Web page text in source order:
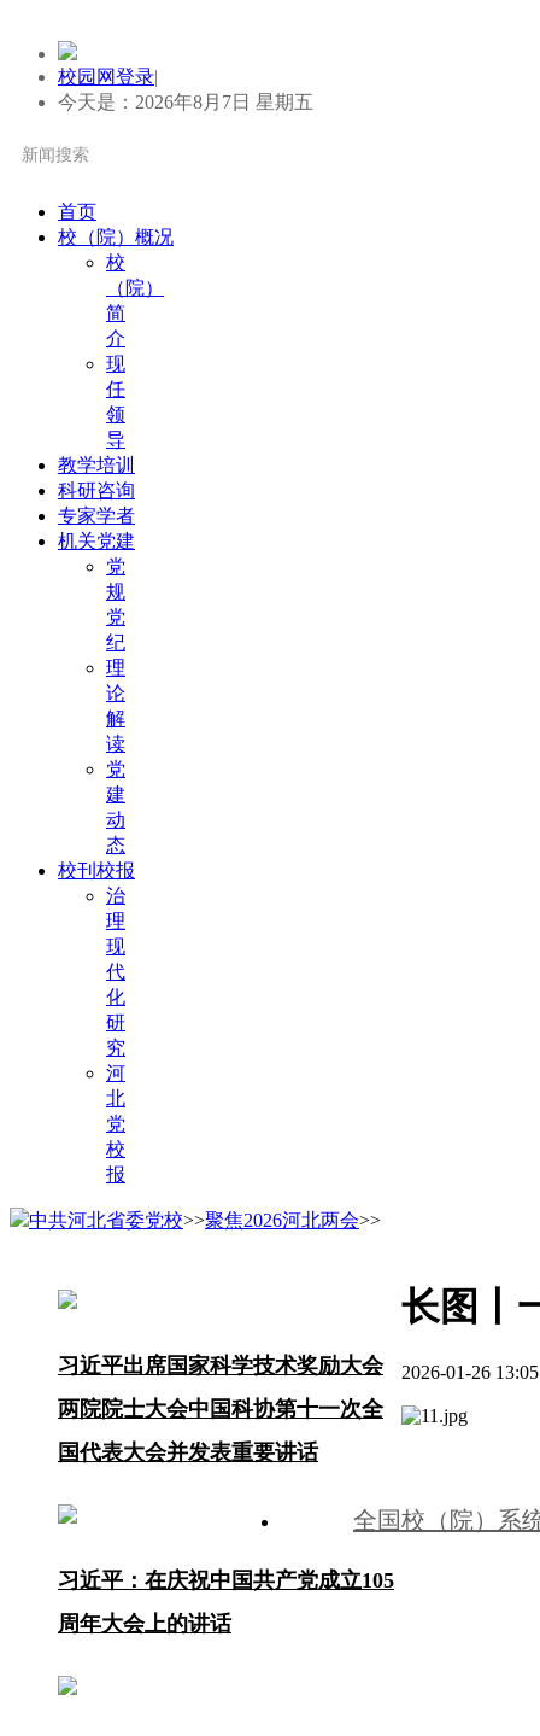
校园网登录|
今天是：2026年8月7日 星期五
首页
校（院）概况
校
（院）
简
介
现
任
领
导
教学培训
科研咨询
专家学者
机关党建
党
规
党
纪
理
论
解
读
党
建
动
态
校刊校报
治
理
现
代
化
研
究
河
北
党
校
报
中共河北省委党校>>聚焦2026河北两会>>
习近平出席国家科学技术奖励大会
两院院士大会中国科协第十一次全
国代表大会并发表重要讲话
习近平：在庆祝中国共产党成立105
周年大会上的讲话
长图丨
2026-01-26
全国校（院）系